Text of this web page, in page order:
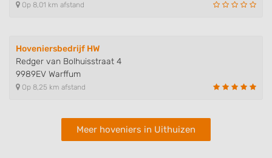
Op 8,01 km afstand
Hoveniersbedrijf HW
Redger van Bolhuisstraat 4
9989EV Warffum
Op 8,25 km afstand
Meer hoveniers in Uithuizen